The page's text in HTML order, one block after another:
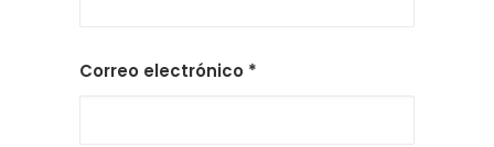
Correo electrónico *